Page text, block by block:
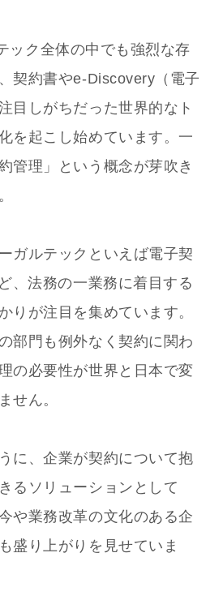
ック全体の中でも強烈な存
契約書やe-Discovery（電子
目しがちだった世界的なト
を起こし始めています。一
管理」という概念が芽吹き
ガルテックといえば電子契
、法務の一業務に着目する
りが注目を集めています。
部門も例外なく契約に関わ
の必要性が世界と日本で変
せん。
に、企業が契約について抱
るソリューションとして
や業務改革の文化のある企
盛り上がりを見せていま